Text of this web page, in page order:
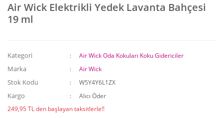
Air Wick Elektrikli Yedek Lavanta Bahçesi
19 ml
Kategori Air Wick Oda Kokuları Koku Gidericiler
Marka Air Wick
Stok Kodu W5Y4Y6L1ZX
Kargo
Alıcı Öder
249,95 TL den başlayan taksitlerle!!